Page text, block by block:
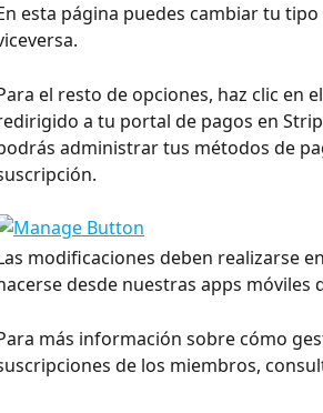
esta página puedes cambiar tu
el resto de opciones, haz clic en
a tu portal de pagos en
administrar tus métodos de
modificaciones deben realizarse
desde nuestras apps móviles
más información sobre cómo
de los miembros,